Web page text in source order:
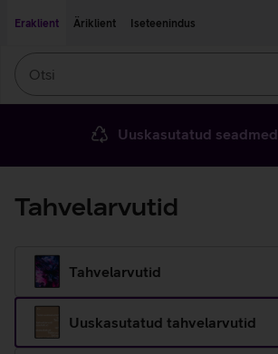
Eraklient
Äriklient Iseteenindus
Uuskasutatud seadmed
Tahvelarvutid
Tahvelarvutid
Uuskasutatud tahvelarvutid